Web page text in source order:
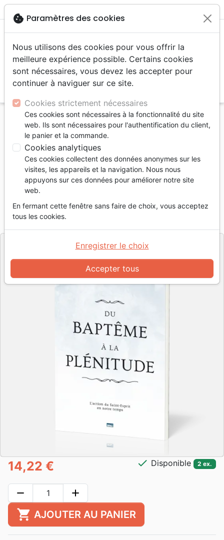
menu
Accueil Livres Edification
Croissance spirituelle
Du baptême à la plénitude - L'action du Saint-Esprit
en notre temps
Du baptême à la plénitude
L'action du Saint-Esprit en notre temps
Auteur :
RéférencePC2286 EAN9782890822863
Impact
14,22 € check Disponible 2 ex.
remove add
shopping_cart AJOUTER AU PANIER
cookie Paramètres des cookies
Nous utilisons des cookies pour vous offrir la
meilleure expérience possible. Certains cookies
sont nécessaires, vous devez les accepter pour
continuer à naviguer sur ce site.
Cookies strictement nécessaires
Ces cookies sont nécessaires à la fonctionnalité du site
web. Ils sont nécessaires pour l'authentification du client,
le panier et la commande.
Cookies analytiques
Ces cookies collectent des données anonymes sur les
visites, les appareils et la navigation. Nous nous
appuyons sur ces données pour améliorer notre site
web.
En fermant cette fenêtre sans faire de choix, vous acceptez
tous les cookies.
Accepter tous
Enregistrer le choix